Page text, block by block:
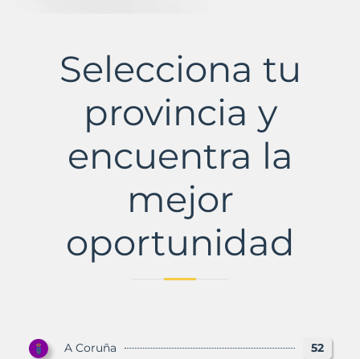
MurbalandsSelecciona tu
provincia y
encuentra la
mejor
oportunidad
A Coruña 52